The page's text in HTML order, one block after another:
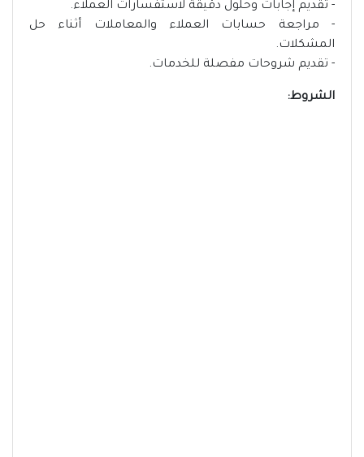
- تقديم إجابات وحلول دقيقة لاستفسارات العملاء.
- مراجعة حسابات العملاء والمعاملات أثناء حل
المشكلات.
- تقديم شروحات مفصلة للخدمات.
الشروط: